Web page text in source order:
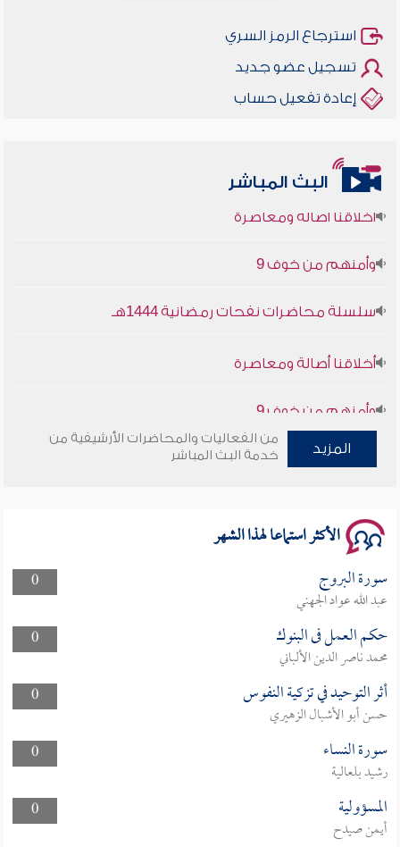
استرجاع الرمز السري
تسجيل عضو جديد
إعادة تفعيل حساب
البث المباشر
أخلاقنا أصالة ومعاصرة
سلسلة محاضرات نفحات رمضانية 1444هـ
المزيد
من الفعاليات والمحاضرات الأرشيفية من
خدمة البث المباشر
الأكثر استماعا لهذا الشهر
0 سورة البروج
عبد الله عواد الجهني
0
حكم العمل فى البنوك
محمد ناصر الدين الألباني
0
أثر التوحيد في تزكية النفوس
حسن أبو الأشبال الزهيري
0
سورة النساء
رشيد بلعالية
0
المسؤولية
أيمن صيدح